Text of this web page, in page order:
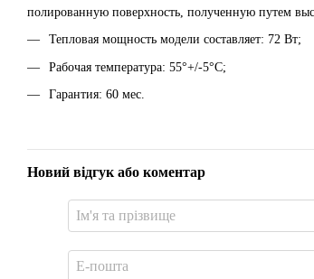
полированную поверхность, полученную путем
Тепловая мощность модели составляет: 72 Вт;
Рабочая температура: 55°+/-5°C;
Гарантия: 60 мес.
Новий відгук або коментар